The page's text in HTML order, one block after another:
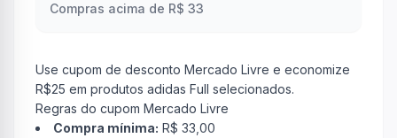
Compras acima de R$ 33
Use cupom de desconto Mercado Livre e economize
R$25 em produtos adidas Full selecionados.
Regras do cupom Mercado Livre
Compra mínima: R$ 33,00